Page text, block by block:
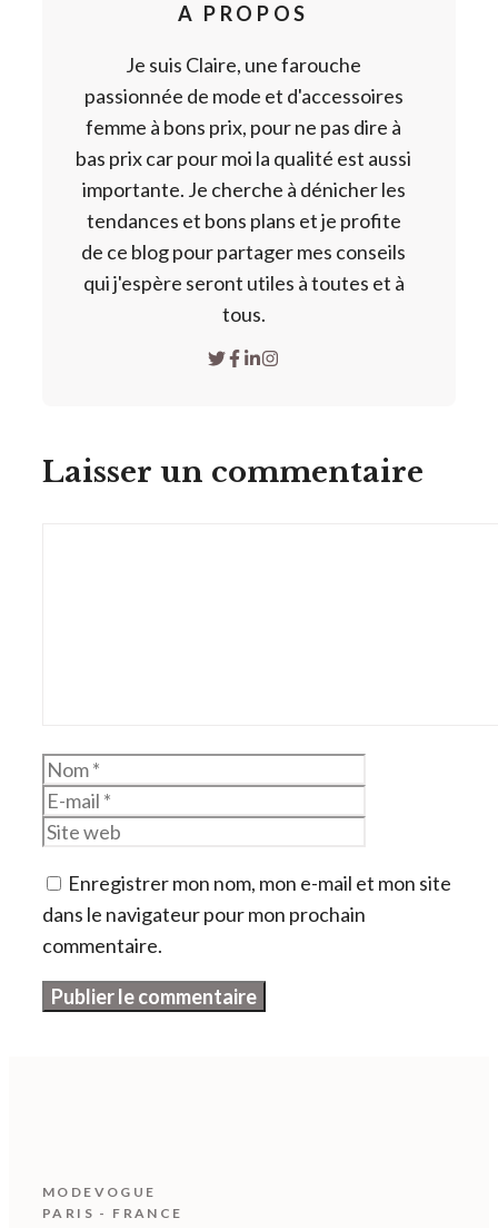
A PROPOS
Je suis Claire, une farouche
passionnée de mode et d'accessoires
femme à bons prix, pour ne pas dire à
bas prix car pour moi la qualité est aussi
importante. Je cherche à dénicher les
tendances et bons plans et je profite
de ce blog pour partager mes conseils
qui j'espère seront utiles à toutes et à
tous.
Laisser un commentaire
Nom
Enregistrer mon nom, mon e-mail et mon site
dans le navigateur pour mon prochain
commentaire.
MODEVOGUE
PARIS - FRANCE